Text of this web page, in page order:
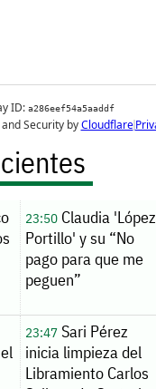
23:50Claudia 'López
Portillo' y su “No
pago para que me
peguen”
23:47Sari Pérez
inicia limpieza del
Libramiento Carlos